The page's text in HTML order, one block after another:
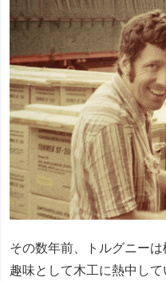
その数年前、トルグニー
趣味として木工に熱中し